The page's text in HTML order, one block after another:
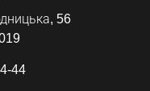
56
44